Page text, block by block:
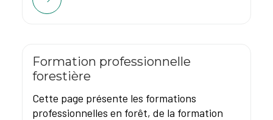
Formation professionnelle
forestière
Cette page présente les formations
professionnelles en forêt, de la formation